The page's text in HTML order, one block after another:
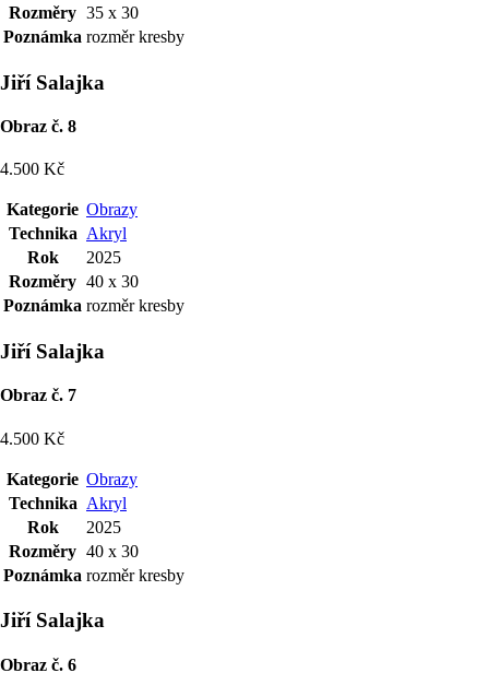
Rozměry 35 x 30
Poznámka rozměr kresby
Jiří Salajka
Obraz č. 8
4.500 Kč
Kategorie Obrazy
Technika Akryl
Rok
2025
Rozměry 40 x 30
Poznámka rozměr kresby
Jiří Salajka
Obraz č. 7
4.500 Kč
Kategorie Obrazy
Technika Akryl
Rok
2025
Rozměry 40 x 30
Poznámka rozměr kresby
Jiří Salajka
Obraz č. 6